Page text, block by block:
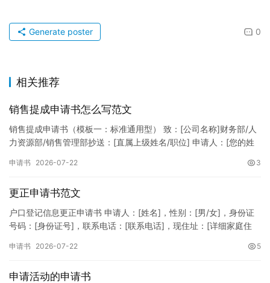
0
Generate poster
相关推荐
销售提成申请书怎么写范文
销售提成申请书（模板一：标准通用型） 致：[公司名称]财务部/人
力资源部/销售管理部抄送：[直属上级姓名/职位] 申请人：[您的姓
申请书 2026-07-22 3
更正申请书范文
户口登记信息更正申请书 申请人：[姓名]，性别：[男/女]，身份证
号码：[身份证号]，联系电话：[联系电话]，现住址：[详细家庭住
申请书 2026-07-22 5
申请活动的申请书